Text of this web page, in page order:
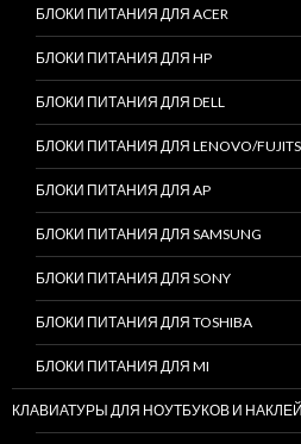
БЛОКИ ПИТАНИЯ ДЛЯ ACER
БЛОКИ ПИТАНИЯ ДЛЯ HP
БЛОКИ ПИТАНИЯ ДЛЯ DELL
БЛОКИ ПИТАНИЯ ДЛЯ LENOVO/
БЛОКИ ПИТАНИЯ ДЛЯ AP
БЛОКИ ПИТАНИЯ ДЛЯ SAMSUNG
БЛОКИ ПИТАНИЯ ДЛЯ SONY
БЛОКИ ПИТАНИЯ ДЛЯ TOSHIBA
БЛОКИ ПИТАНИЯ ДЛЯ MI
КЛАВИАТУРЫ ДЛЯ НОУТБУКОВ И